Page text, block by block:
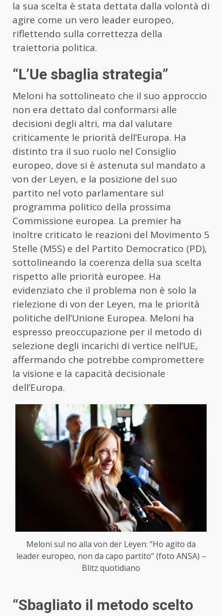
la sua scelta è stata dettata dalla volontà di
agire come un vero leader europeo,
riflettendo sulla correttezza della
traiettoria politica.
“L’Ue sbaglia strategia”
Meloni ha sottolineato che il suo approccio
non era dettato dal conformarsi alle
decisioni degli altri, ma dal valutare
criticamente le priorità dell’Europa. Ha
distinto tra il suo ruolo nel Consiglio
europeo, dove si è astenuta sul mandato a
von der Leyen, e la posizione del suo
partito nel voto parlamentare sul
programma politico della prossima
Commissione europea. La premier ha
inoltre criticato le reazioni del Movimento 5
Stelle (M5S) e del Partito Democratico (PD),
sottolineando la coerenza della sua scelta
rispetto alle priorità europee. Ha
evidenziato che il problema non è solo la
rielezione di von der Leyen, ma le priorità
politiche dell’Unione Europea. Meloni ha
espresso preoccupazione per il metodo di
selezione degli incarichi di vertice nell’UE,
affermando che potrebbe compromettere
la visione e la capacità decisionale
dell’Europa.
Meloni sul no alla von der Leyen: “Ho agito da
leader europeo, non da capo partito” (foto ANSA) –
Blitz quotidiano
“Sbagliato il metodo scelto